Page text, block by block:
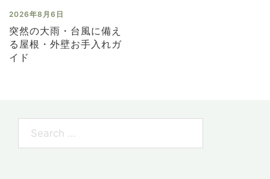
2026年8月6日
突然の大雨・台風に備え
る屋根・外壁お手入れガ
イド